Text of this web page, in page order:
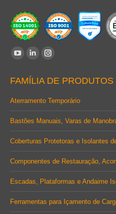
Encontre-nos em:
opens
in
window
Linkedin
opens
in
window
Instagram
opens
in
window
FAMÍLIA DE PRODUTOS
Aterramento Temporário
Bastões Manuais, Varas de
Coberturas Protetoras e Isolantes
Componentes de Restauração,
Escadas, Plataformas e Andaime
Ferramentas para Içamento de